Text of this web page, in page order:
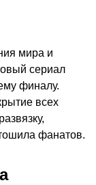
мира и
сериал
финалу.
всех
фанатов.